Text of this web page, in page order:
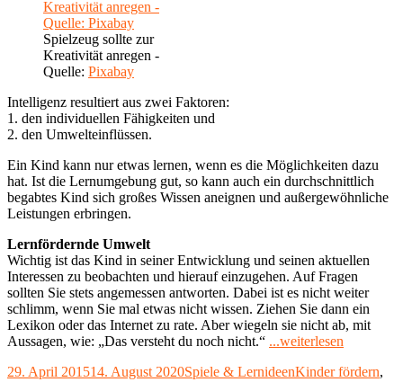
Spielzeug sollte zur
Kreativität anregen -
Quelle: Pixabay
Intelligenz resultiert aus zwei Faktoren:
1. den individuellen Fähigkeiten und
2. den Umwelteinflüssen.
Ein Kind kann nur etwas lernen, wenn es die Möglichkeiten dazu
hat. Ist die Lernumgebung gut, so kann auch ein durchschnittlich
begabtes Kind sich großes Wissen aneignen und außergewöhnliche
Leistungen erbringen.
Lernfördernde Umwelt
Wichtig ist das Kind in seiner Entwicklung und seinen aktuellen
Interessen zu beobachten und hierauf einzugehen. Auf Fragen
sollten Sie stets angemessen antworten. Dabei ist es nicht weiter
schlimm, wenn Sie mal etwas nicht wissen. Ziehen Sie dann ein
Lexikon oder das Internet zu rate. Aber wiegeln sie nicht ab, mit
Aussagen, wie: „Das versteht du noch nicht.“ ...weiterlesen
fördern
Veröffentlicht
29. April 201514. August 2020Kategorien
Spiele & LernideenSchlagwörter
Kinder fördern,